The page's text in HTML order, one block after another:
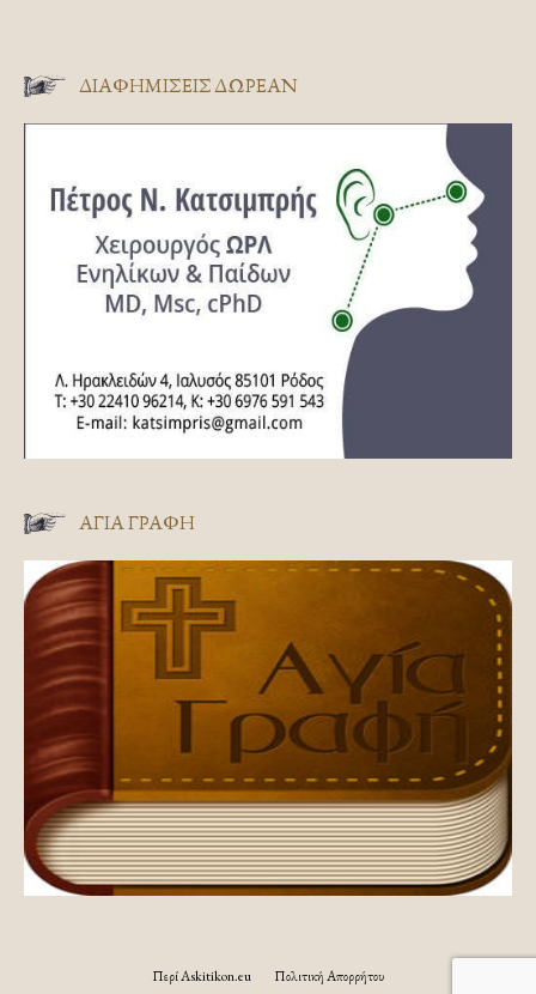
ΔΙΑΦΗΜΊΣΕΙΣ ΔΩΡΕΆΝ
ΑΓΊΑ ΓΡΑΦΉ
Περί Askitikon.eu Πολιτική Απορρήτου